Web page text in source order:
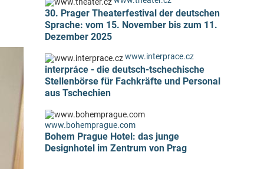
30. Prager Theaterfestival der deutschen
Sprache: vom 15. November bis zum 11.
Dezember 2025
www.interprace.cz
interpráce - die deutsch-tschechische
Stellenbörse für Fachkräfte und Personal
aus Tschechien
www.bohemprague.com
Bohem Prague Hotel: das junge
Designhotel im Zentrum von Prag